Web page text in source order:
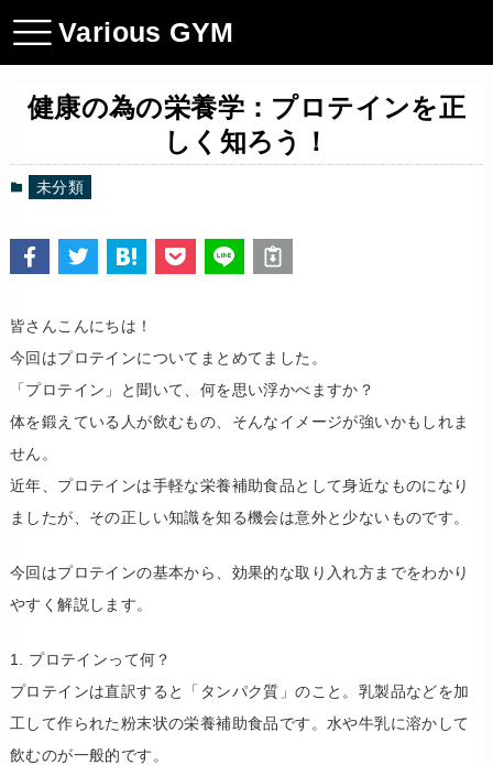
Various GYM
​健康の為の栄養学：プロテインを正
しく知ろう！
未分類
皆さんこんにちは！
今回はプロテインについてまとめてました。
​「プロテイン」と聞いて、何を思い浮かべますか？
体を鍛えている人が飲むもの、そんなイメージが強いかもしれま
せん。
近年、プロテインは手軽な栄養補助食品として身近なものになり
ましたが、その正しい知識を知る機会は意外と少ないものです。
今回はプロテインの基本から、効果的な取り入れ方までをわかり
やすく解説します。
​1. プロテインって何？
​プロテインは直訳すると「タンパク質」のこと。乳製品などを加
工して作られた粉末状の栄養補助食品です。水や牛乳に溶かして
飲むのが一般的です。